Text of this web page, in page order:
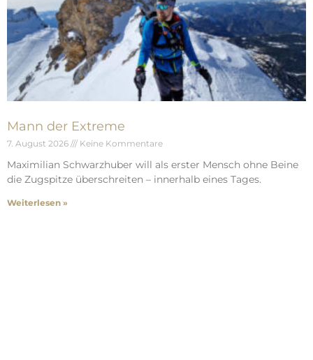
Mann der Extreme
7. August 2026 Keine Kommentare
Maximilian Schwarzhuber will als erster Mensch ohne Beine
die Zugspitze überschreiten – innerhalb eines Tages.
Weiterlesen »